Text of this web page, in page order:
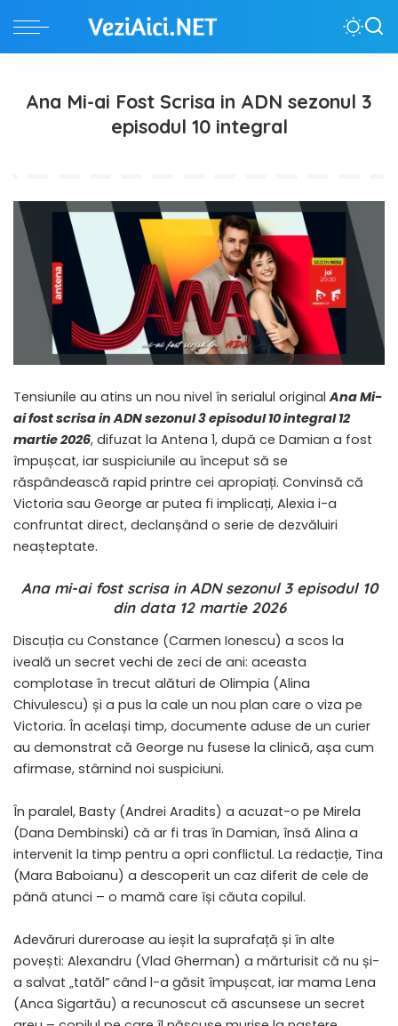
Ana Mi-ai Fost Scrisa in ADN sezonul 3
episodul 10 integral
Tensiunile au atins un nou nivel în serialul originalAna Mi-
ai fost scrisa in ADN sezonul 3 episodul 10 integral 12
martie 2026, difuzat la Antena 1, după ce Damian a fost
împușcat, iar suspiciunile au început să se
răspândească rapid printre cei apropiați. Convinsă că
Victoria sau George ar putea fi implicați, Alexia i-a
confruntat direct, declanșând o serie de dezvăluiri
neașteptate.
Ana mi-ai fost scrisa in ADN sezonul 3 episodul 10
din data 12 martie 2026
Discuția cu Constance (Carmen Ionescu) a scos la
iveală un secret vechi de zeci de ani: aceasta
complotase în trecut alături de Olimpia (Alina
Chivulescu) și a pus la cale un nou plan care o viza pe
Victoria. În același timp, documente aduse de un curier
au demonstrat că George nu fusese la clinică, așa cum
afirmase, stârnind noi suspiciuni.
În paralel, Basty (Andrei Aradits) a acuzat-o pe Mirela
(Dana Dembinski) că ar fi tras în Damian, însă Alina a
intervenit la timp pentru a opri conflictul. La redacție, Tina
(Mara Baboianu) a descoperit un caz diferit de cele de
până atunci – o mamă care își căuta copilul.
Adevăruri dureroase au ieșit la suprafață și în alte
povești: Alexandru (Vlad Gherman) a mărturisit că nu și-
a salvat „tatăl” când l-a găsit împușcat, iar mama Lena
(Anca Sigartău) a recunoscut că ascunsese un secret